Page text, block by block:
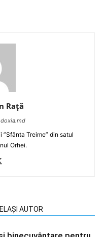
Raţă
Treime” din satul
Orhei.
AUTOR